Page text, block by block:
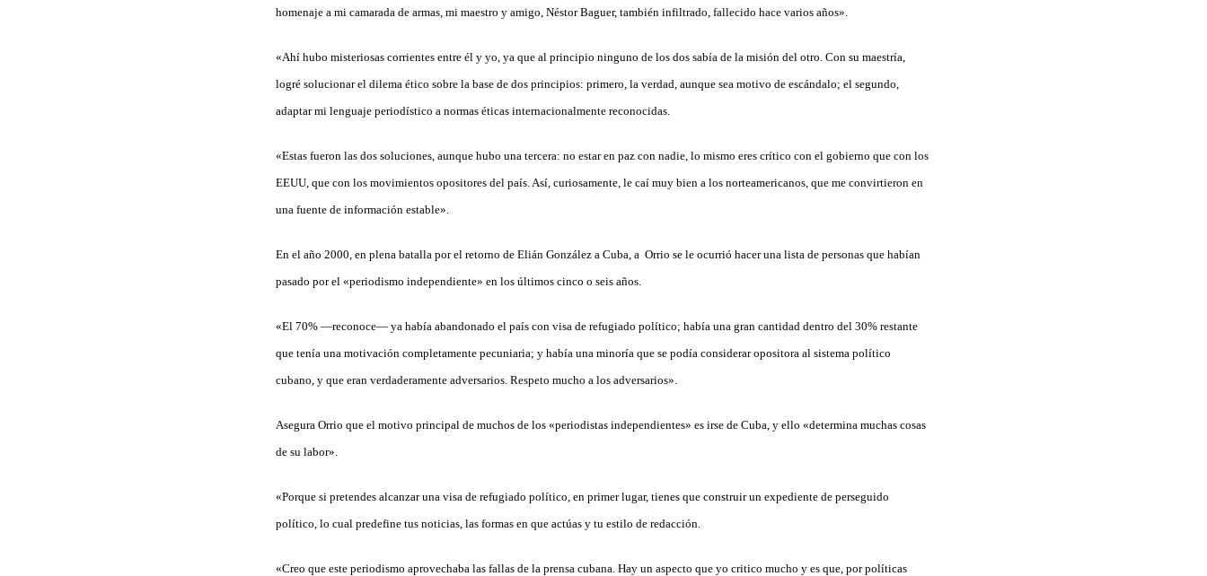
homenaje a mi camarada de armas, mi maestro y amigo, Néstor Baguer, también infiltrado, fallecido hace varios años».
«Ahí hubo misteriosas corrientes entre él y yo, ya que al principio ninguno de los dos sabía de la misión del otro. Con su maestría,
logré solucionar el dilema ético sobre la base de dos principios: primero, la verdad, aunque sea motivo de escándalo; el segundo,
adaptar mi lenguaje periodístico a normas éticas internacionalmente reconocidas.
«Estas fueron las dos soluciones, aunque hubo una tercera: no estar en paz con nadie, lo mismo eres crítico con el gobierno que con los
EEUU, que con los movimientos opositores del país. Así, curiosamente, le caí muy bien a los norteamericanos, que me convirtieron en
una fuente de información estable».
En el año 2000, en plena batalla por el retorno de Elián González a Cuba, a Orrio se le ocurrió hacer una lista de personas que habían
pasado por el «periodismo independiente» en los últimos cinco o seis años.
«El 70% —reconoce— ya había abandonado el país con visa de refugiado político; había una gran cantidad dentro del 30% restante
que tenía una motivación completamente pecuniaria; y había una minoría que se podía considerar opositora al sistema político
cubano, y que eran verdaderamente adversarios. Respeto mucho a los adversarios».
Asegura Orrio que el motivo principal de muchos de los «periodistas independientes» es irse de Cuba, y ello «determina muchas cosas
de su labor».
«Porque si pretendes alcanzar una visa de refugiado político, en primer lugar, tienes que construir un expediente de perseguido
político, lo cual predefine tus noticias, las formas en que actúas y tu estilo de redacción.
«Creo que este periodismo aprovechaba las fallas de la prensa cubana. Hay un aspecto que yo critico mucho y es que, por políticas